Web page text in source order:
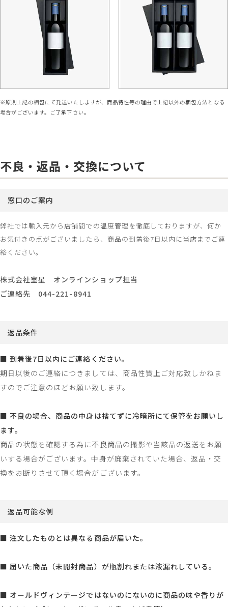
※原則上記の梱包にて発送いたしますが、商品特性等の理由で上記以外の梱包方法となる
場合がございます。ご了承下さい。
不良・返品・交換について
窓口のご案内
弊社では輸入元から店舗間での温度管理を徹底しておりますが、何か
お気付きの点がございましたら、商品の到着後7日以内に当店までご連
絡ください。
株式会社室星 オンラインショップ担当
ご連絡先 044-221-8941
返品条件
■ 到着後7日以内にご連絡ください。
期日以後のご連絡につきましては、商品性質上ご対応致しかねま
すのでご注意のほどお願い致します。
■ 不良の場合、商品の中身は捨てずに冷暗所にて保管をお願いし
ます。
商品の状態を確認する為に不良商品の撮影や当該品の返送をお願
いする場合がございます。中身が廃棄されていた場合、返品・交
換をお断りさせて頂く場合がございます。
返品可能な例
■ 注文したものとは異なる商品が届いた。
■ 届いた商品（未開封商品）が瓶割れまたは液漏れしている。
■ オールドヴィンテージではないのにないのに商品の味や香りが